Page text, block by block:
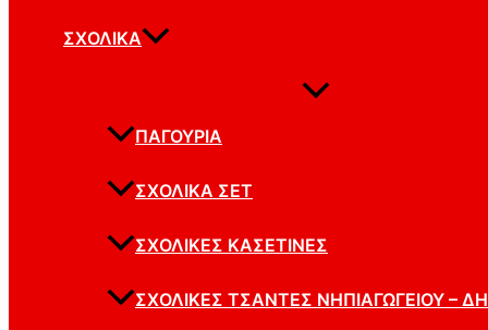
ΣΧΟΛΙΚΆ
ΠΑΓΟΎΡΙΑ
ΣΧΟΛΙΚΆ ΣΕΤ
ΣΧΟΛΙΚΈΣ ΚΑΣΕΤΊΝΕΣ
ΣΧΟΛΙΚΈΣ ΤΣΆΝΤΕΣ ΝΗΠΙΑΓΩΓΕΊΟΥ –